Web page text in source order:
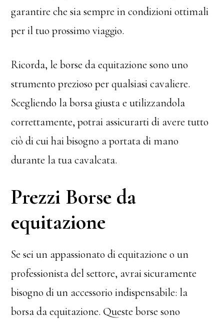
garantire che sia sempre in condizioni ottimali
per il tuo prossimo viaggio.
Ricorda, le borse da equitazione sono uno
strumento prezioso per qualsiasi cavaliere.
Scegliendo la borsa giusta e utilizzandola
correttamente, potrai assicurarti di avere tutto
ciò di cui hai bisogno a portata di mano
durante la tua cavalcata.
Prezzi Borse da
equitazione
Se sei un appassionato di equitazione o un
professionista del settore, avrai sicuramente
bisogno di un accessorio indispensabile: la
borsa da equitazione. Queste borse sono